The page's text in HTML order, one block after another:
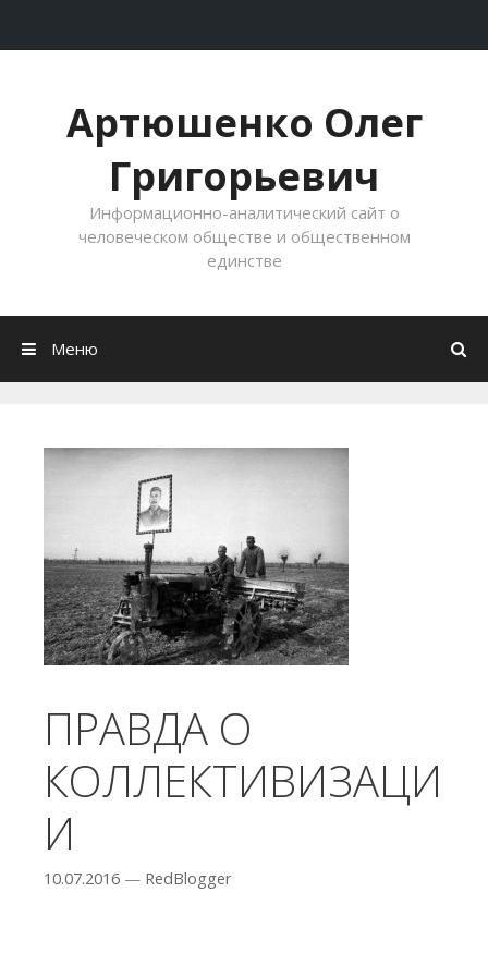
Артюшенко Олег
Григорьевич
Информационно-аналитический сайт о
человеческом обществе и общественном
единстве
Меню
ПРАВДА О
КОЛЛЕКТИВИЗАЦИ
И
10.07.2016 — RedBlogger